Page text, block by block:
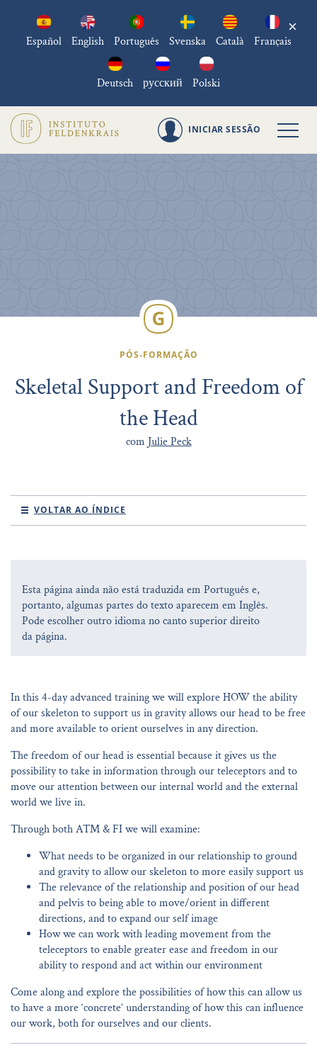
Español English Português Svenska Català Français
Deutsch русский Polski
×
INICIAR SESSÃO
PÓS-FORMAÇÃO
Skeletal Support and Freedom of
the Head
com Julie Peck
VOLTAR AO ÍNDICE
Esta página ainda não está traduzida em Português e,
portanto, algumas partes do texto aparecem em Inglês.
Pode escolher outro idioma no canto superior direito
da página.
In this 4-day advanced training we will explore HOW the ability
of our skeleton to support us in gravity allows our head to be free
and more available to orient ourselves in any direction.
The freedom of our head is essential because it gives us the
possibility to take in information through our teleceptors and to
move our attention between our internal world and the external
world we live in.
Through both ATM & FI we will examine:
What needs to be organized in our relationship to ground
and gravity to allow our skeleton to more easily support us
The relevance of the relationship and position of our head
and pelvis to being able to move/orient in different
directions, and to expand our self image
How we can work with leading movement from the
teleceptors to enable greater ease and freedom in our
ability to respond and act within our environment
Come along and explore the possibilities of how this can allow us
to have a more ‘concrete’ understanding of how this can influence
our work, both for ourselves and our clients.